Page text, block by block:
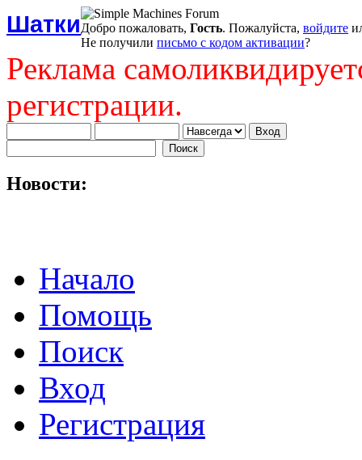
ШаткиДобро пожаловать, Гость. Пожалуйста, войдите
Не получили письмо с кодом активации?
Реклама
регистрации.
Новости:
Начало
Помощь
Поиск
Вход
Регистрация